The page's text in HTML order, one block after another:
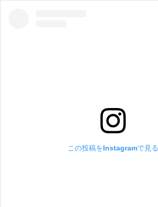
この投稿をInstagramで見る